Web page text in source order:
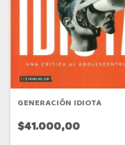
GENERACIÓN IDIOTA
$41.000,00